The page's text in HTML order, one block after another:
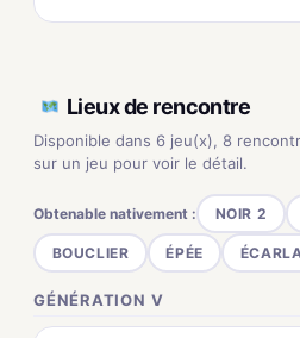
Lieux de rencontre
Disponible dans 6 jeu(x), 8
sur un jeu pour voir le détail.
Obtenable nativement : NOIR 2
BOUCLIER ÉPÉE
GÉNÉRATION V